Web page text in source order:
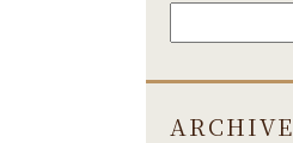
ARCHIVE